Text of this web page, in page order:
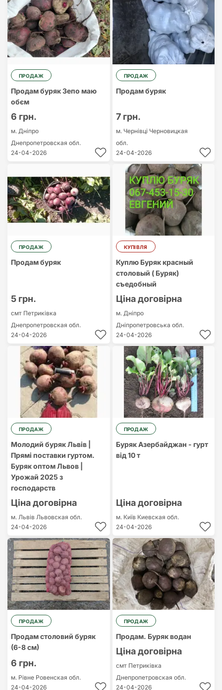
ПРОДАЖ
Продам буряк Зепо маю
обєм
6 грн.
м. Дніпро
Днепропетровская обл.
24-04-2026
ПРОДАЖ
Продам буряк
7 грн.
м. Чернівці Черновицкая
обл.
24-04-2026
ПРОДАЖ
Продам буряк
5 грн.
смт Петриківка
Днепропетровская обл.
24-04-2026
КУПІВЛЯ
Куплю Буряк красный
столовый ( Буряк)
съедобный
Ціна договірна
м. Дніпро
Дніпропетровська обл.
24-04-2026
ПРОДАЖ
Молодий буряк Львів |
Прямі поставки гуртом.
Буряк оптом Львов |
Урожай 2025 з
господарств
Ціна договірна
м. Львів Львовская обл.
24-04-2026
ПРОДАЖ
Буряк Азербайджан - гурт
від 10 т
Ціна договірна
м. Київ Киевская обл.
24-04-2026
ПРОДАЖ
Продам столовий буряк
(6-8 см)
6 грн.
м. Рівне Ровенская обл.
24-04-2026
ПРОДАЖ
Продам. Буряк водан
Ціна договірна
смт Петриківка
Днепропетровская обл.
24-04-2026